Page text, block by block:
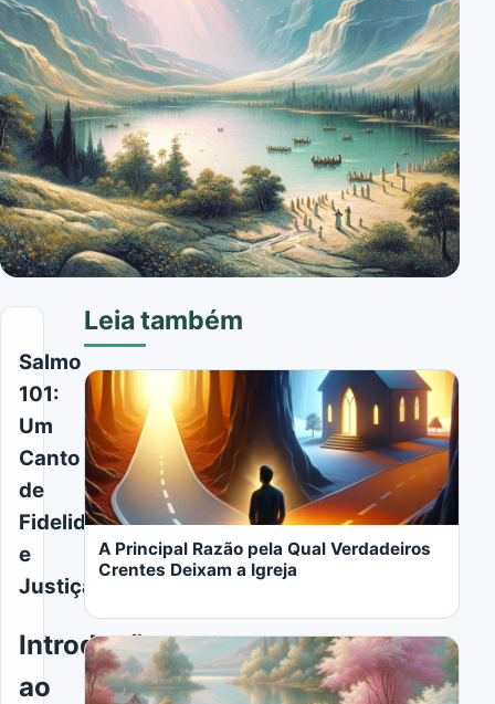
Salmo
101:
Um
Canto
de
Fidelidade
e
Justiça
Introdução
ao
Leia também
A Principal Razão pela Qual Verdadeiros
Crentes Deixam a Igreja